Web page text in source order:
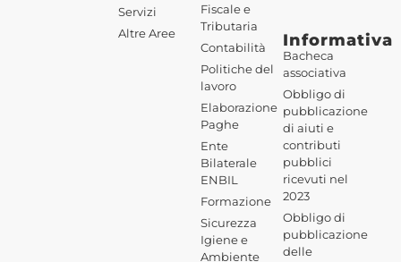
Servizi
Altre Aree
Fiscale e
Tributaria
Contabilità
Politiche del
lavoro
Elaborazione
Paghe
Ente
Bilaterale
ENBIL
Formazione
Sicurezza
Igiene e
Ambiente
Informativa
Bacheca
associativa
Obbligo di
pubblicazione
di aiuti e
contributi
pubblici
ricevuti nel
2023
Obbligo di
pubblicazione
delle